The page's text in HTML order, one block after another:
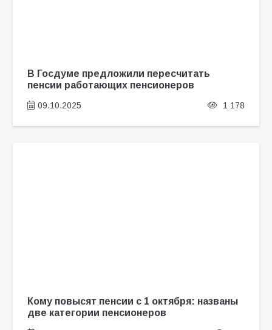
В Госдуме предложили пересчитать
пенсии работающих пенсионеров
09.10.2025 1 178
Кому повысят пенсии с 1 октября: названы
две категории пенсионеров